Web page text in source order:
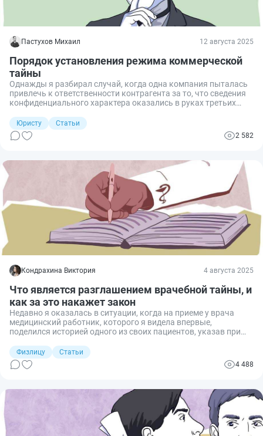
Пастухов Михаил 12 августа 2025
Порядок установления режима коммерческой
тайны
Однажды я разбирал случай, когда одна компания пыталась
привлечь к ответственности контрагента за то, что сведения
конфиденциального характера оказались в руках третьих
том, что хотя де-факто информация и носила
конфиденциальный характер, но де-юре она таковой не
являлась, поскольку ее обладатель не позаботился
в организации. Рассмотрим подробнее, из чего состоит
порядок установления режима коммерческой тайны.
Юристу
Статьи
2 582
Кондрахина Виктория 4 августа 2025
Что является разглашением врачебной тайны, и
как за это накажет закон
Недавно я оказалась в ситуации, когда на приеме у врача
медицинский работник, которого я видела впервые,
поделился историей одного из своих пациентов, указав при
являются ли эти данные врачебной тайной и предусмотрена
ли законом ответственность за их разглашение. Делюсь
информацией о том, как этот вопрос урегулирован на
Физлицу
Статьи
4 488